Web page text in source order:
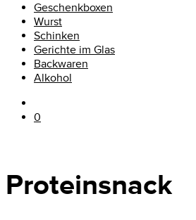
Geschenkboxen
Wurst
Schinken
Gerichte im Glas
Backwaren
Alkohol
0
Proteinsnack